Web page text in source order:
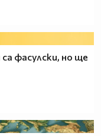
фасулски, но ще